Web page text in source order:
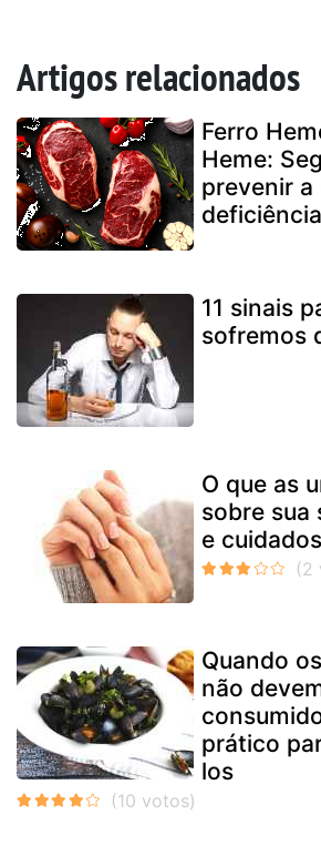
Artigos relacionados
Ferro
Heme:
prevenir a
11 sinais
sofremos
O que as
sobre sua
e
Quando
não
prático
los